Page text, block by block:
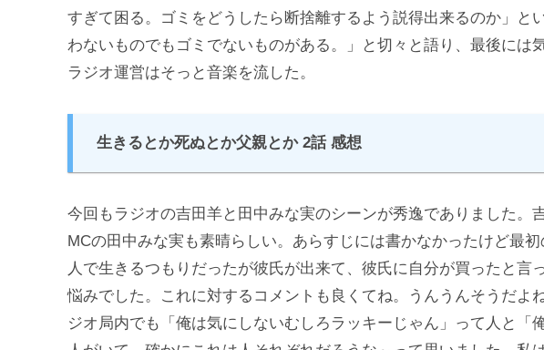
すぎて困る。ゴミをどうしたら断捨離するよう説得出来るのか」と
わないものでもゴミでないものがある。」と切々と語り、最後には
ラジオ運営はそっと音楽を流した。
生きるとか死ぬとか父親とか 2話 感想
今回もラジオの吉田羊と田中みな実のシーンが秀逸でありました。
MCの田中みな実も素晴らしい。あらすじには書かなかったけど最
人で生きるつもりだったが彼氏が出来て、彼氏に自分が買ったと言
悩みでした。これに対するコメントも良くてね。うんうんそうだよ
ジオ局内でも「俺は気にしないむしろラッキーじゃん」って人と「